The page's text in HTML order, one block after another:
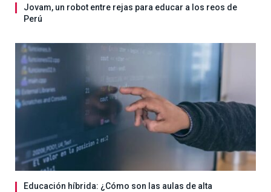
Jovam, un robot entre rejas para educar a los reos de
Perú
Educación híbrida: ¿Cómo son las aulas de alta